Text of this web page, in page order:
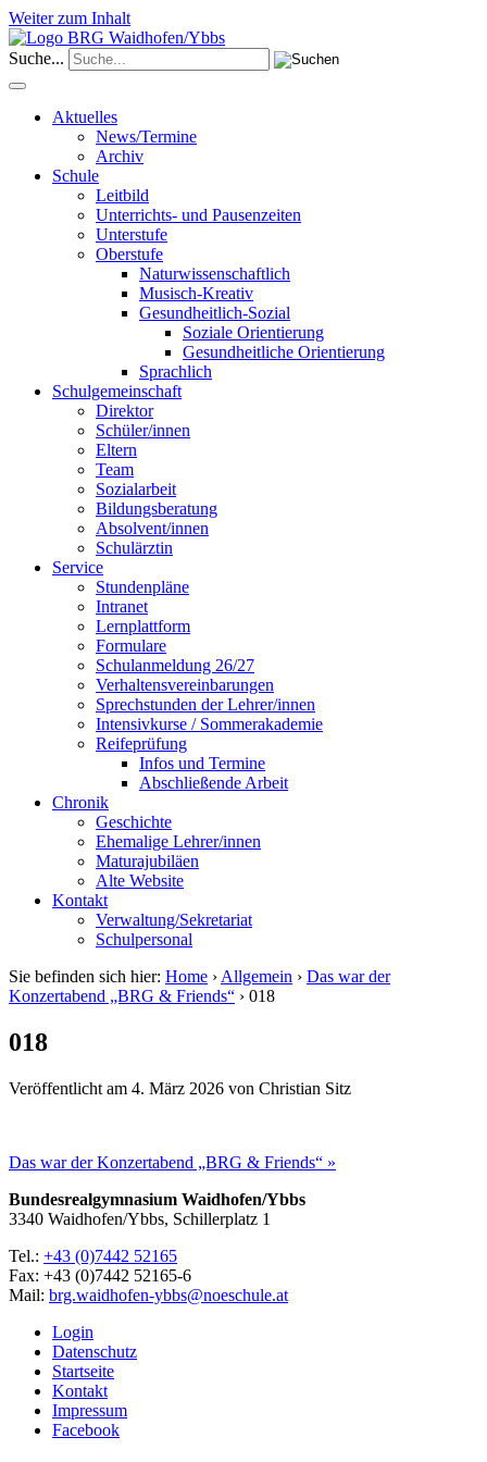
Weiter zum Inhalt
Suche...
Aktuelles
News/Termine
Archiv
Schule
Leitbild
Unterrichts- und Pausenzeiten
Unterstufe
Oberstufe
Naturwissenschaftlich
Musisch-Kreativ
Gesundheitlich-Sozial
Soziale Orientierung
Gesundheitliche Orientierung
Sprachlich
Schulgemeinschaft
Direktor
Schüler/innen
Eltern
Team
Sozialarbeit
Bildungsberatung
Absolvent/innen
Schulärztin
Service
Stundenpläne
Intranet
Lernplattform
Formulare
Schulanmeldung 26/27
Verhaltensvereinbarungen
Sprechstunden der Lehrer/innen
Intensivkurse / Sommerakademie
Reifeprüfung
Infos und Termine
Abschließende Arbeit
Chronik
Geschichte
Ehemalige Lehrer/innen
Maturajubiläen
Alte Website
Kontakt
Verwaltung/Sekretariat
Schulpersonal
Sie befinden sich hier: Home › Allgemein › Das war der
Konzertabend „BRG & Friends“ › 018
018
Veröffentlicht am 4. März 2026 von Christian Sitz
Das war der Konzertabend „BRG & Friends“ »
Bundesrealgymnasium Waidhofen/Ybbs
3340 Waidhofen/Ybbs, Schillerplatz 1
Tel.: +43 (0)7442 52165
Fax: +43 (0)7442 52165-6
Mail: brg.waidhofen-ybbs@noeschule.at
Login
Datenschutz
Startseite
Kontakt
Impressum
Facebook